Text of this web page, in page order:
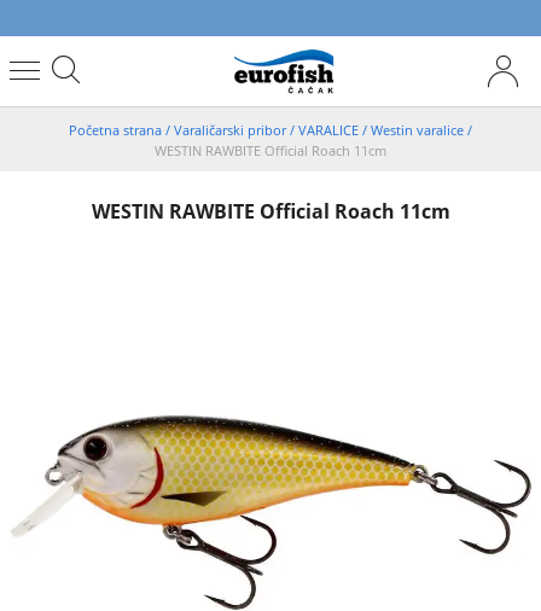
Početna strana / Varaličarski pribor/ VARALICE / Westin varalice /
WESTIN RAWBITE Official Roach 11cm
WESTIN RAWBITE Official Roach 11cm